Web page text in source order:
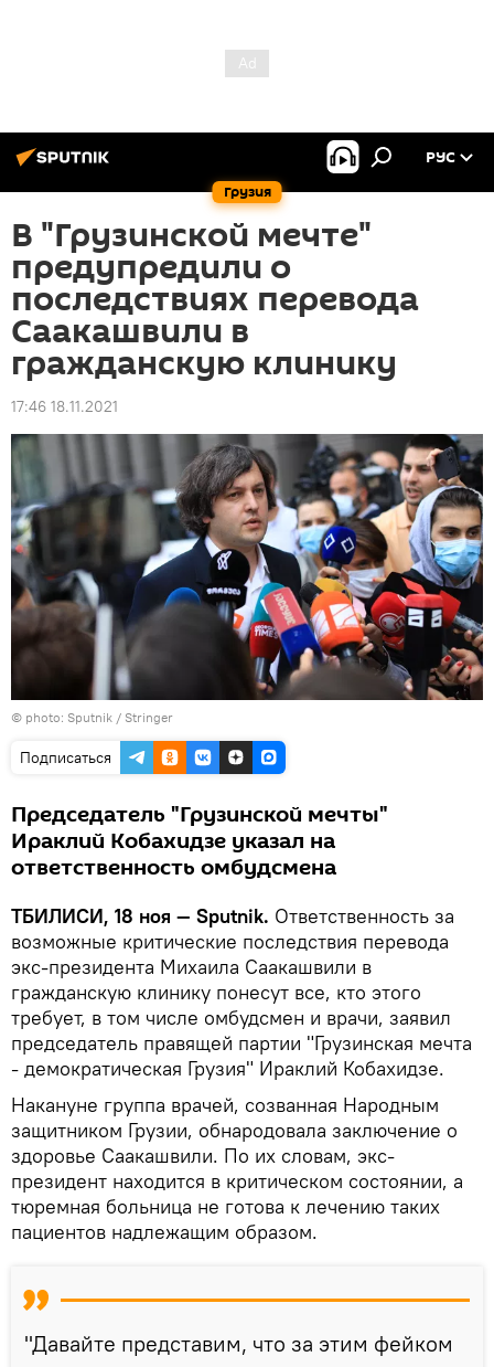
Грузия
РУС
В "Грузинской мечте"
предупредили о
последствиях перевода
Саакашвили в
гражданскую клинику
17:46 18.11.2021
© photo: Sputnik / Stringer
Подписаться
Председатель "Грузинской мечты"
Ираклий Кобахидзе указал на
ответственность омбудсмена
ТБИЛИСИ, 18 ноя — Sputnik. Ответственность за
возможные критические последствия перевода
экс-президента Михаила Саакашвили в
гражданскую клинику понесут все, кто этого
требует, в том числе омбудсмен и врачи, заявил
председатель правящей партии "Грузинская мечта
- демократическая Грузия" Ираклий Кобахидзе.
Накануне группа врачей, созванная Народным
защитником Грузии, обнародовала заключение о
здоровье Саакашвили. По их словам, экс-
президент находится в критическом состоянии, а
тюремная больница не готова к лечению таких
пациентов надлежащим образом.
"Давайте представим, что за этим фейком